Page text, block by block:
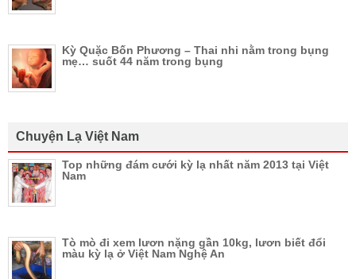
Kỳ Quặc Bốn Phương – Thai nhi nằm trong bụng
mẹ… suốt 44 năm trong bụng
Chuyện Lạ Việt Nam
Top những đám cưới kỳ lạ nhất năm 2013 tại Việt
Nam
Tò mò đi xem lươn nặng gần 10kg, lươn biết đổi
màu kỳ lạ ở Việt Nam Nghệ An